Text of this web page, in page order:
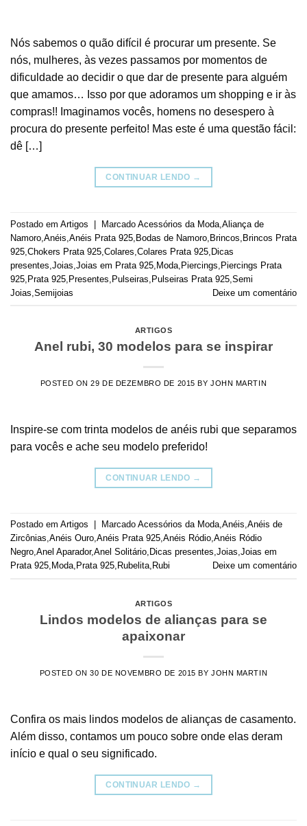
Nós sabemos o quão difícil é procurar um presente. Se
nós, mulheres, às vezes passamos por momentos de
dificuldade ao decidir o que dar de presente para alguém
que amamos… Isso por que adoramos um shopping e ir às
compras!! Imaginamos vocês, homens no desespero à
procura do presente perfeito! Mas este é uma questão fácil:
dê […]
CONTINUAR LENDO →
Postado em Artigos | Marcado Acessórios da Moda Aliança de
Namoro Anéis Anéis Prata 925 Bodas de Namoro Brincos Brincos Prata
925 Chokers Prata 925 Colares Colares Prata 925 Dicas
presentes Joias Joias em Prata 925 Moda Piercings Piercings Prata
925 Prata 925 Presentes Pulseiras Pulseiras Prata 925 Semi
Joias Semijoias Deixe um comentário
ARTIGOS
Anel rubi, 30 modelos para se inspirar
POSTED ON29 DE DEZEMBRO DE 2015 BY JOHN MARTIN
Inspire-se com trinta modelos de anéis rubi que separamos
para vocês e ache seu modelo preferido!
CONTINUAR LENDO →
Postado em Artigos Marcado Acessórios da Moda,Anéis,Anéis de
Zircônias,Anéis Ouro,Anéis Prata 925,Anéis Ródio,Anéis Ródio
Negro,Anel Aparador,Anel Solitário, Dicas presentes,Joias,Joias em
Prata 925, Moda, Prata 925, Rubelita, Rubi Deixe um comentário
ARTIGOS
Lindos modelos de alianças para se
apaixonar
POSTED ON30 DE NOVEMBRO DE 2015 BY JOHN MARTIN
Confira os mais lindos modelos de alianças de casamento.
Além disso, contamos um pouco sobre onde elas deram
início e qual o seu significado.
CONTINUAR LENDO →